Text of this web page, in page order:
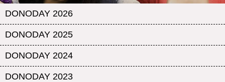
DONODAY 2026
DONODAY 2025
DONODAY 2024
DONODAY 2023